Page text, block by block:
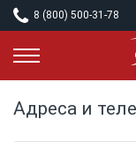
8 (800) 500-31-78
Адреса и